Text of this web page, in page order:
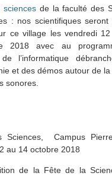
sciencesde la faculté des
: nos scientifiques seront
ce village les vendredi
2018avec au
de l’informatique
et des démos autour de
sonores.
Sciences, Campus
au 14 octobre 2018
de la Fête de la